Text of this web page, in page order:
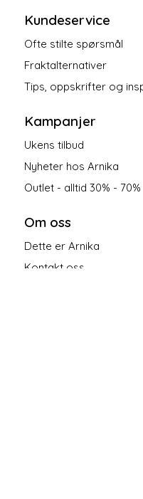
Kundeservice
Ofte stilte spørsmål
Fraktalternativer
Tips, oppskrifter og
Kampanjer
Ukens tilbud
Nyheter hos Arnika
Outlet - alltid 30% - 70%
Om oss
Dette er Arnika
Kontakt oss